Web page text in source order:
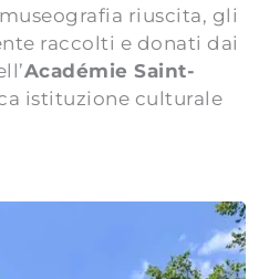
riuscita, gli
raccolti e donati dai
Académie Saint-
istituzione culturale